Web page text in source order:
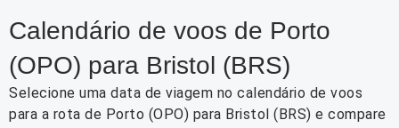
Calendário de voos de Porto
(OPO) para Bristol (BRS)
Selecione uma data de viagem no calendário de voos
para a rota de Porto (OPO) para Bristol (BRS) e compare